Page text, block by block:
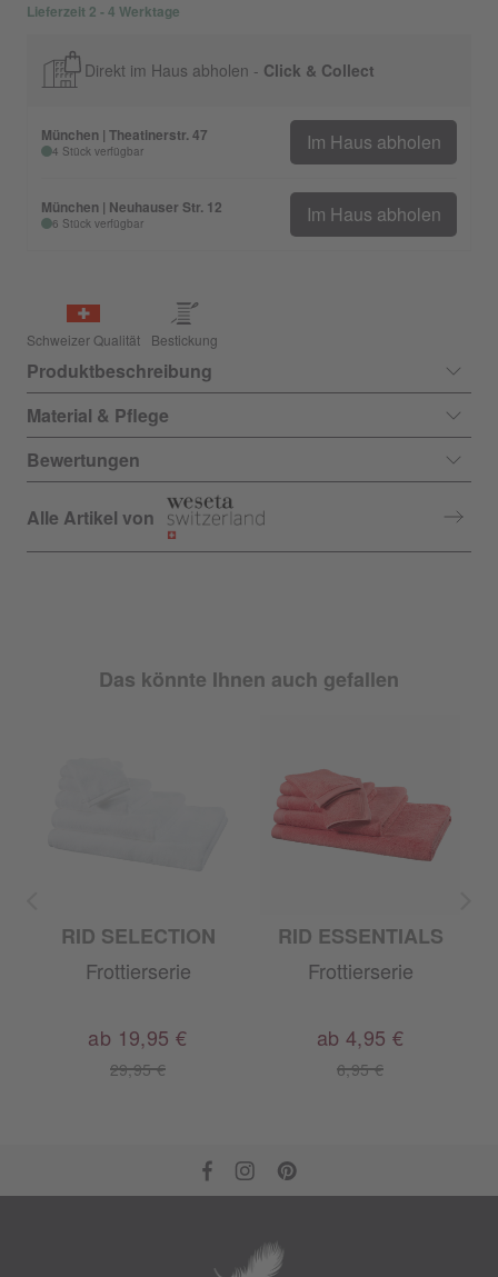
Lieferzeit 2 - 4 Werktage
Direkt im Haus abholen - Click & Collect
München | Theatinerstr. 47
4 Stück verfügbar Im Haus abholen
München | Neuhauser Str. 12
6 Stück verfügbar Im Haus abholen
Schweizer Qualität Bestickung
Produktbeschreibung
Material & Pflege
Bewertungen
Alle Artikel von
Das könnte Ihnen auch gefallen
RID SELECTION
Frottierserie
29,95 €
ab 19,95 €
RID ESSENTIALS
Frottierserie
6,95 €
ab 4,95 €